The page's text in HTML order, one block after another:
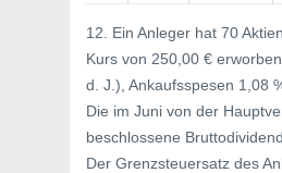
12. Ein Anleger hat 70
Kurs von 250,00 €
d. J.), Ankaufsspesen 1,08
Die im Juni von der
beschlossene
Der Grenzsteuersatz des